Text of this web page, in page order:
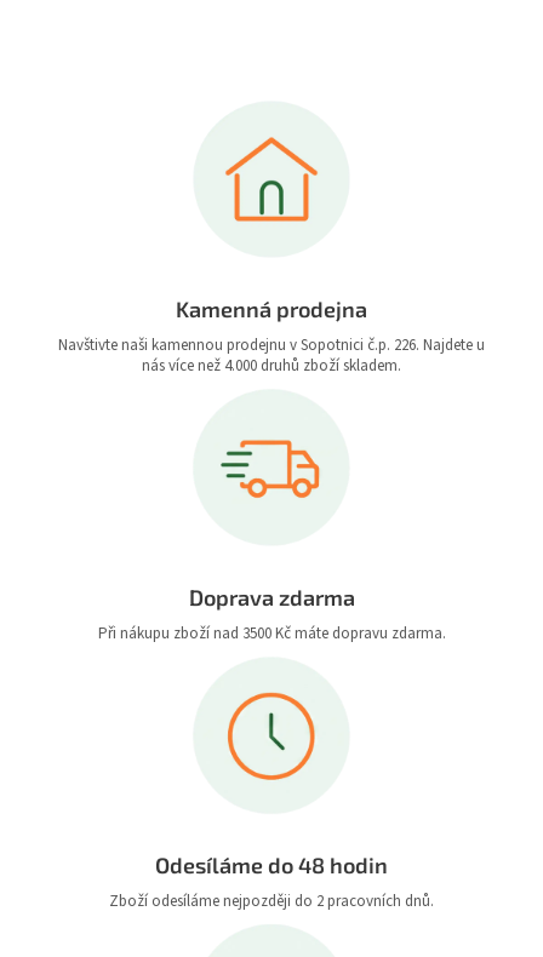
Kamenná prodejna
Navštivte naši kamennou prodejnu v Sopotnici č.p. 226. Najdete u
nás více než 4.000 druhů zboží skladem.
Doprava zdarma
Při nákupu zboží nad 3500 Kč máte dopravu zdarma.
Odesíláme do 48 hodin
Zboží odesíláme nejpozději do 2 pracovních dnů.